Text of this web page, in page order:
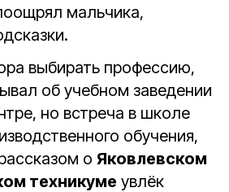
мальчика,
выбирать профессию,
об учебном заведении
но встреча в школе
обучения,
о Яковлевском
техникуме увлёк